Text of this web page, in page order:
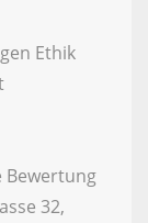
Ethik
Bewertung
32,